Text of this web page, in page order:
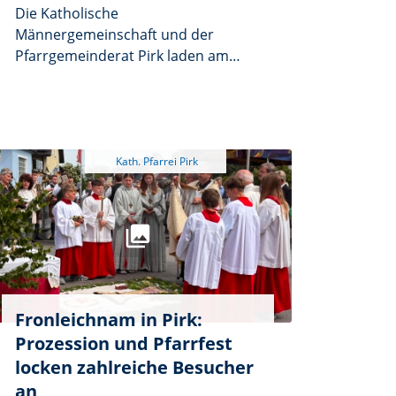
Die Katholische
Männergemeinschaft und der
Pfarrgemeinderat Pirk laden am
Domvikar Dr. Christian Schulz über
das Verhältnis von persönlichem
Glauben und Kirche. Eingeladen sind
alle Interessierten aus Pirk und der
Region. Der Eintritt ist frei.
Fronleichnam in Pirk:
Prozession und Pfarrfest
locken zahlreiche Besucher
an